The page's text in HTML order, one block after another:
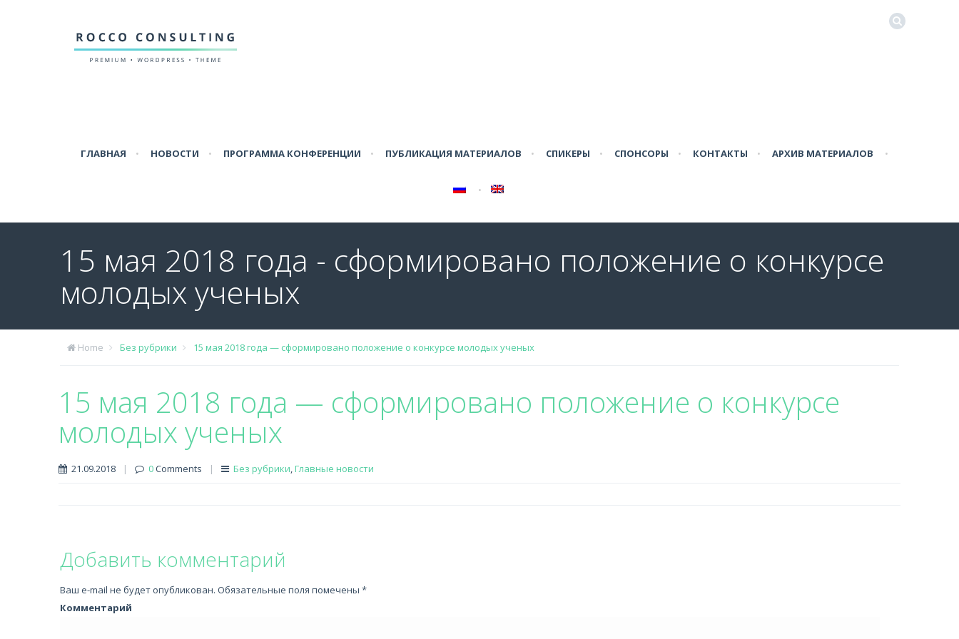
ГЛАВНАЯ • НОВОСТИ • ПРОГРАММА КОНФЕРЕНЦИИ • ПУБЛИКАЦИЯ МАТЕРИАЛОВ • СПИКЕРЫ • СПОНСОРЫ • КОНТАКТЫ • АРХИВ МАТЕРИАЛОВ •
•
15 мая 2018 года - сформировано положение о конкурсе
молодых ученых
Home Без рубрики 15 мая 2018 года — сформировано положение о конкурсе молодых ученых
15 мая 2018 года — сформировано положение о конкурсе
молодых ученых
21.09.2018 | 0Comments | Без рубрики,Главные новости
Добавить комментарий
Ваш e-mail не будет опубликован. Обязательные поля помечены *
Комментарий